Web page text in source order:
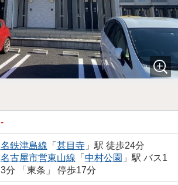
-
名鉄津島線 「 甚目寺」駅 徒歩24分
名古屋市営東山線 「 中村公園 」駅 バス1
3分 「東条」 停歩17分